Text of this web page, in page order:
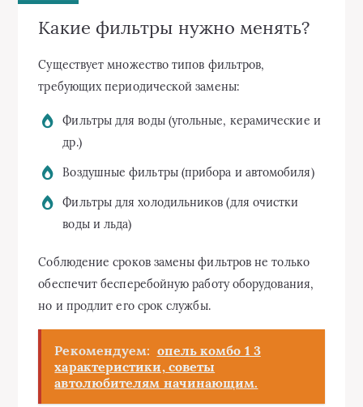
Какие фильтры нужно менять?
Существует множество типов фильтров,
требующих периодической замены:
Фильтры для воды (угольные, керамические и
др.)
Воздушные фильтры (прибора и автомобиля)
Фильтры для холодильников (для очистки
воды и льда)
Соблюдение сроков замены фильтров не только
обеспечит бесперебойную работу оборудования,
но и продлит его срок службы.
Рекомендуем: опель комбо 1 3
характеристики, советы
автолюбителям начинающим.